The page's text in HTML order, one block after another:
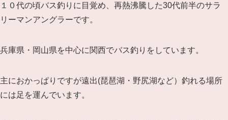
１０代の頃バス釣りに目覚め、再熱沸騰した30代前半のサラ
リーマンアングラーです。
兵庫県・岡山県を中心に関西でバス釣りをしています。
主におかっぱりですが遠出(琵琶湖・野尻湖など）釣れる場所
には足を運んでいます。